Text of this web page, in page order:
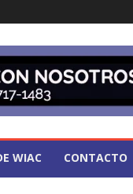
WIAC CONTACTO